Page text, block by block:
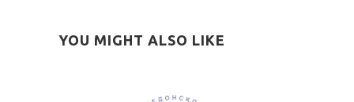
YOU MIGHT ALSO LIKE